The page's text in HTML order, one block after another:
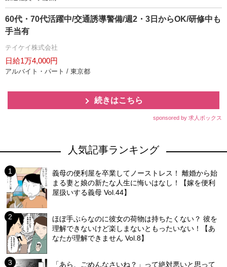
60代・70代活躍中/交通誘導警備/週2・3日からOK/研修中も
手当有
テイケイ株式会社
日給1万4,000円
アルバイト・パート / 東京都
続きはこちら
sponsored by 求人ボックス
人気記事ランキング
義母の便利屋を卒業してノーストレス！ 離婚から始
まる妻と娘の新たな人生に悔いはなし！【嫁を便利
屋扱いする義母 Vol.44】
ほぼ手ぶらなのに彼女の荷物は持ちたくない？ 彼を
理解できないけど楽しまないともったいない！【あ
なたが理解できません Vol.8】
「あら、ごめんなさいね？」って絶対悪いと思って